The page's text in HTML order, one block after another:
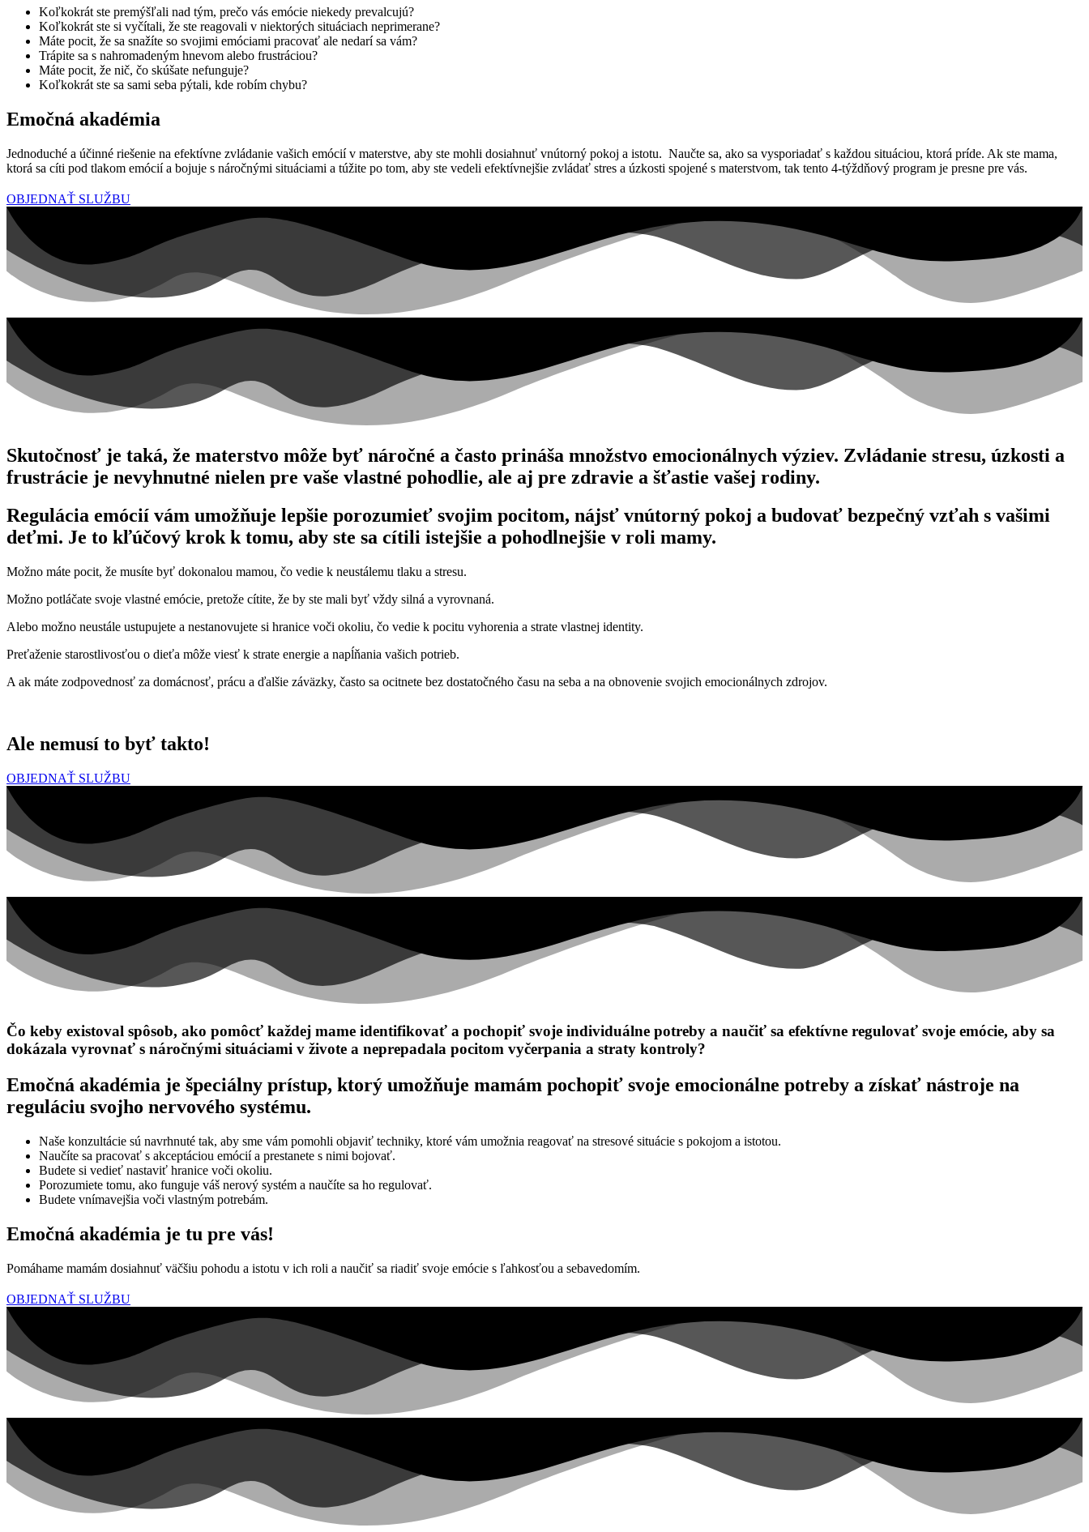
Koľkokrát ste premýšľali nad tým, prečo vás emócie niekedy prevalcujú?
Koľkokrát ste si vyčítali, že ste reagovali v niektorých situáciach neprimerane?
Máte pocit, že sa snažíte so svojimi emóciami pracovať ale nedarí sa vám?
Trápite sa s nahromadeným hnevom alebo frustráciou?
Máte pocit, že nič, čo skúšate nefunguje?
Koľkokrát ste sa sami seba pýtali, kde robím chybu?
Emočná akadémia
Jednoduché a účinné riešenie na efektívne zvládanie vašich emócií v materstve, aby ste mohli dosiahnuť vnútorný pokoj a istotu. Naučte sa, ako sa vysporiadať s každou situáciou, ktorá príde. Ak ste mama,
ktorá sa cíti pod tlakom emócií a bojuje s náročnými situáciami a túžite po tom, aby ste vedeli efektívnejšie zvládať stres a úzkosti spojené s materstvom, tak tento 4-týždňový program je presne pre vás.
OBJEDNAŤ SLUŽBU
Skutočnosť je taká, že materstvo môže byť náročné a často prináša množstvo emocionálnych výziev. Zvládanie stresu, úzkosti a
frustrácie je nevyhnutné nielen pre vaše vlastné pohodlie, ale aj pre zdravie a šťastie vašej rodiny.
Regulácia emócií vám umožňuje lepšie porozumieť svojim pocitom, nájsť vnútorný pokoj a budovať bezpečný vzťah s vašimi
deťmi. Je to kľúčový krok k tomu, aby ste sa cítili istejšie a pohodlnejšie v roli mamy.
Možno máte pocit, že musíte byť dokonalou mamou, čo vedie k neustálemu tlaku a stresu.
Možno potláčate svoje vlastné emócie, pretože cítite, že by ste mali byť vždy silná a vyrovnaná.
Alebo možno neustále ustupujete a nestanovujete si hranice voči okoliu, čo vedie k pocitu vyhorenia a strate vlastnej identity.
Preťaženie starostlivosťou o dieťa môže viesť k strate energie a napĺňania vašich potrieb.
A ak máte zodpovednosť za domácnosť, prácu a ďalšie záväzky, často sa ocitnete bez dostatočného času na seba a na obnovenie svojich emocionálnych zdrojov.
Ale nemusí to byť takto!
OBJEDNAŤ SLUŽBU
Čo keby existoval spôsob, ako pomôcť každej mame identifikovať a pochopiť svoje individuálne potreby a naučiť sa efektívne regulovať svoje emócie, aby sa
dokázala vyrovnať s náročnými situáciami v živote a neprepadala pocitom vyčerpania a straty kontroly?
Emočná akadémia je špeciálny prístup, ktorý umožňuje mamám pochopiť svoje emocionálne potreby a získať nástroje na
reguláciu svojho nervového systému.
Naše konzultácie sú navrhnuté tak, aby sme vám pomohli objaviť techniky, ktoré vám umožnia reagovať na stresové situácie s pokojom a istotou.
Naučíte sa pracovať s akceptáciou emócií a prestanete s nimi bojovať.
Budete si vedieť nastaviť hranice voči okoliu.
Porozumiete tomu, ako funguje váš nerový systém a naučíte sa ho regulovať.
Budete vnímavejšia voči vlastným potrebám.
Emočná akadémia je tu pre vás!
Pomáhame mamám dosiahnuť väčšiu pohodu a istotu v ich roli a naučiť sa riadiť svoje emócie s ľahkosťou a sebavedomím.
OBJEDNAŤ SLUŽBU